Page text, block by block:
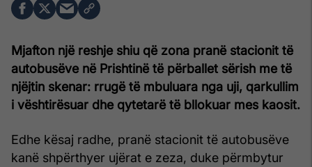
Mjafton një reshje shiu që zona pranë stacionit të
autobusëve në Prishtinë të përballet sërish me të
njëjtin skenar: rrugë të mbuluara nga uji, qarkullim
i vështirësuar dhe qytetarë të bllokuar mes kaosit.
Edhe kësaj radhe, pranë stacionit të autobusëve
kanë shpërthyer ujërat e zeza, duke përmbytur